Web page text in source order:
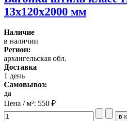
13x120x2000 мм
Наличие
в наличии
Регион:
архангельская обл.
Доставка
1 день
Самовывоз:
да
Цена / м²: 550 ₽